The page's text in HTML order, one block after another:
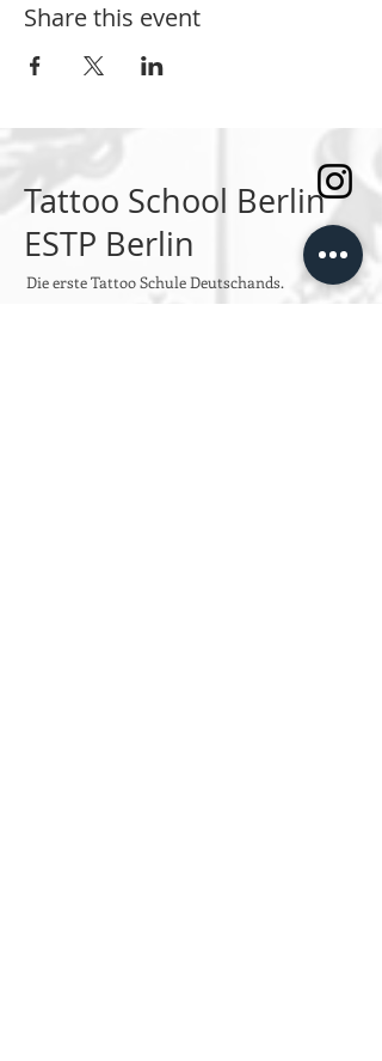
Share this event
Tattoo School Berlin
ESTP Berlin
Die erste Tattoo Schule Deutschands.